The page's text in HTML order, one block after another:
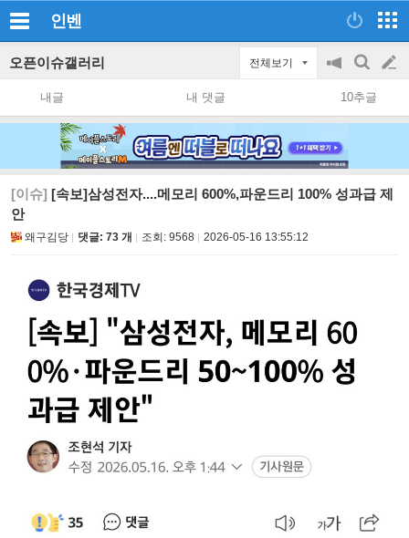
인벤
오픈이슈갤러리 전체보기
공
지
on/off
검
색
글
쓰
내글 내 댓글 10추글
[이슈] [속보]삼성전자....메모리 600%,파운드리 100% 성과급 제
안
왜구김당 댓글: 73 개 조회: 9568 2026-05-16 13:55:12